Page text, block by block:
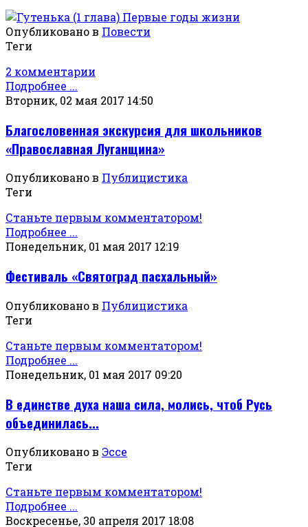
Опубликовано в Повести
Теги
2 комментарии
Подробнее ...
Вторник, 02 мая 2017 14:50
Благословенная экскурсия для школьников
«Православная Луганщина»
Опубликовано в Публицистика
Теги
Станьте первым комментатором!
Подробнее ...
Понедельник, 01 мая 2017 12:19
Фестиваль «Святоград пасхальный»
Опубликовано в Публицистика
Теги
Станьте первым комментатором!
Подробнее ...
Понедельник, 01 мая 2017 09:20
В единстве духа наша сила, молись, чтоб Русь
объединилась...
Опубликовано в Эссе
Теги
Станьте первым комментатором!
Подробнее ...
Воскресенье, 30 апреля 2017 18:08